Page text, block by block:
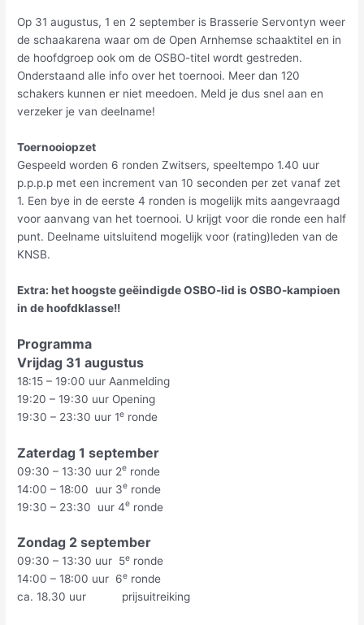
Op 31 augustus, 1 en 2 september is Brasserie Servontyn weer
de schaakarena waar om de Open Arnhemse schaaktitel en in
de hoofdgroep ook om de OSBO-titel wordt gestreden.
Onderstaand alle info over het toernooi. Meer dan 120
schakers kunnen er niet meedoen. Meld je dus snel aan en
verzeker je van deelname!
Toernooiopzet
Gespeeld worden 6 ronden Zwitsers, speeltempo 1.40 uur
p.p.p.p met een increment van 10 seconden per zet vanaf zet
1. Een bye in de eerste 4 ronden is mogelijk mits aangevraagd
voor aanvang van het toernooi. U krijgt voor die ronde een half
punt. Deelname uitsluitend mogelijk voor (rating)leden van de
KNSB.
Extra: het hoogste geëindigde OSBO-lid is OSBO-kampioen
in de hoofdklasse!!
Programma
Vrijdag 31 augustus
18:15 – 19:00 uur Aanmelding
19:20 – 19:30 uur Opening
19:30 – 23:30 uur 1e ronde
Zaterdag 1 september
09:30 – 13:30 uur 2e ronde
14:00 – 18:00 uur 3e ronde
19:30 – 23:30 uur 4e ronde
Zondag 2 september
09:30 – 13:30 uur 5e ronde
14:00 – 18:00 uur 6e ronde
ca. 18.30 uur prijsuitreiking